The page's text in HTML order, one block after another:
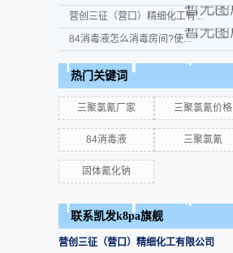
营创三征（营口）精细化工有...
84消毒液怎么消毒房间?使...
热门关键词
三聚氯氰厂家 三聚氯氰价格
84消毒液 三聚氯氰
固体氰化钠
联系凯发k8pa旗舰
营创三征（营口）精细化工有限公司